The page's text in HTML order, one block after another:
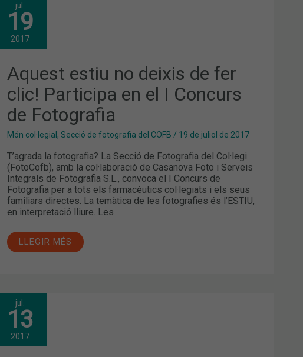
jul.
19
2017
Aquest estiu no deixis de fer
clic! Participa en el I Concurs
de Fotografia
Món col·legial ,Secció de fotografia del COFB / 19 de juliol de 2017
T’agrada la fotografia? La Secció de Fotografia del Col·legi
(FotoCofb), amb la col·laboració de Casanova Foto i Serveis
Integrals de Fotografia S.L., convoca el I Concurs de
Fotografia per a tots els farmacèutics col·legiats i els seus
familiars directes. La temàtica de les fotografies és l’ESTIU,
en interpretació lliure. Les
AQUEST
ESTIU
NO
DEIXIS
DE
PARTICIPA
EN
EL
I
CONCURS
DE
FOTOGRAFIA
LLEGIR MÉS
jul.
13
2017
FORMACIÓ:
ANÀLISI
CLÍNIQUES
I
DIRECCIÓ